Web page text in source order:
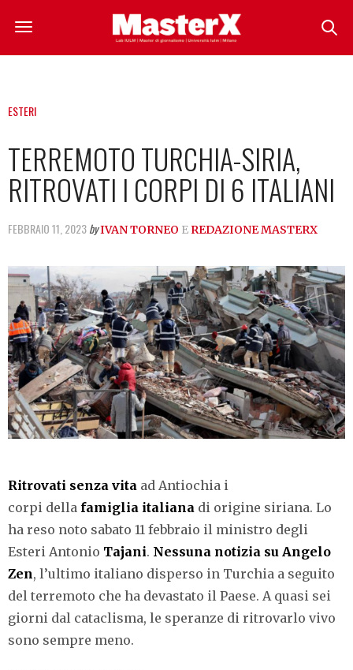
ESTERI
TERREMOTO TURCHIA-SIRIA,
RITROVATI I CORPI DI 6 ITALIANI
FEBBRAIO 11, 2023byIVAN TORNEO E REDAZIONE MASTERX
Ritrovati senza vita ad Antiochia i
corpi della famiglia italiana di origine siriana. Lo
ha reso noto sabato 11 febbraio il ministro degli
Esteri Antonio Tajani. Nessuna notizia su Angelo
Zen, l’ultimo italiano disperso in Turchia a seguito
del terremoto che ha devastato il Paese. A quasi sei
giorni dal cataclisma, le speranze di ritrovarlo vivo
sono sempre meno.